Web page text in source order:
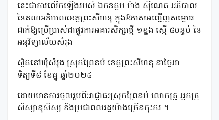
នេះជាការលើកឡើងរបស់ ឯកឧត្តម ម៉ាង ស៊ីណេត អភិបាល
នៃគណអភិបាលខេត្តព្រះសីហនុ ក្នុងឱកាសអញ្ជើញសម្ពោធ
ដាក់ឱ្យប្រើប្រាស់ជាផ្លូវការអគារសិក្សាថ្មី ១ខ្នង ស្មើ ៥បន្ទប់ នៃ
អនុវិទ្យាល័យសំរុង
ស្ថិតនៅឃុំសំរុង ស្រុកព្រៃនប់ ខេត្តព្រះសីហនុ នាថ្ងៃអា
ទិត្យទី៨ ខែធ្នូ ឆ្នាំ២០២៤
ដោយមានការចូលរួមពីអាជ្ញាធរស្រុកព្រៃនប់ លោកគ្រូ អ្នកគ្រូ
សិស្សានុសិស្ស និងប្រជាពលរដ្ឋយ៉ាងច្រើនកុះករ ។